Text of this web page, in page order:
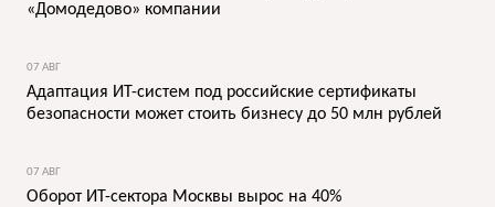
«Домодедово» компании
07 АВГ
Адаптация ИТ-систем под российские сертификаты
безопасности может стоить бизнесу до 50 млн рублей
07 АВГ
Оборот ИТ-сектора Москвы вырос на 40%